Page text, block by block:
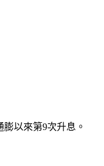
以來第9次升息。